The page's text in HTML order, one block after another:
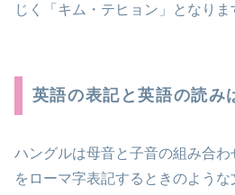
じく「キム・テヒョン」となりま
英語の表記と英語の読み
ハングルは母音と子音の組み合
をローマ字表記するときのよう